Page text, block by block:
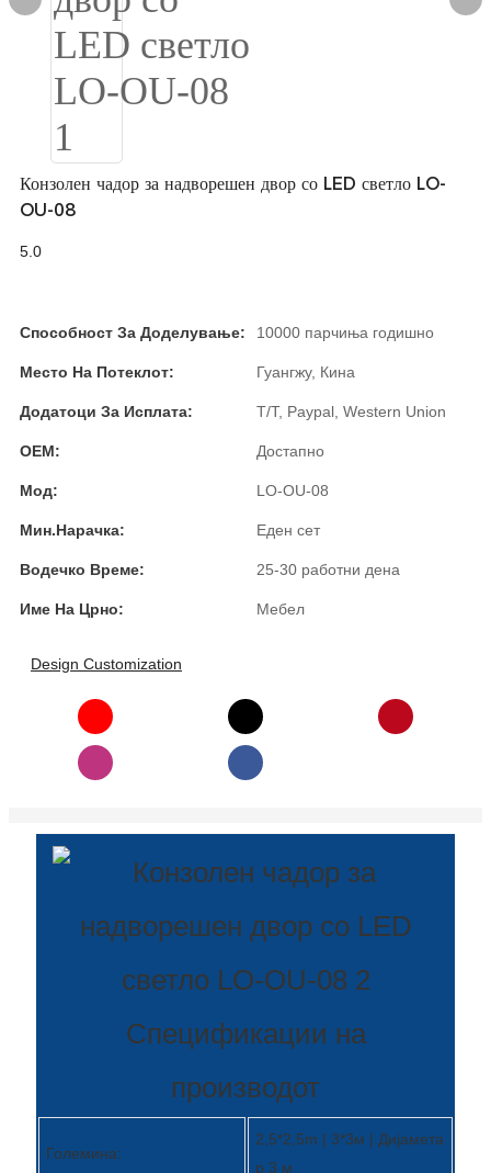
ภาษาไทย
Xhosa
Maori
Català
Bahasa Melayu
Cymraeg
Конзолен чадор за надворешен двор со LED светло LO-
OU-08
5.0
Способност За Доделување: 10000 парчиња годишно
Место На Потеклот: Гуангжу, Кина
Додатоци За Исплата: T/T, Paypal, Western Union
OEM: Достапно
Мод: LO-OU-08
Мин.Нарачка: Еден сет
Водечко Време: 25-30 работни дена
Име На Црно: Мебел
Design Customization
Спецификации на
производот
Големина:
2,5*2,5m | 3*3м | Дијамета
р 3 м